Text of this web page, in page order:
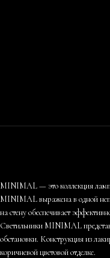
MINIMAL — это коллекция ламп
MINIMAL выражена в одной
на стену обеспечивает
Светильники MINIMAL
обстановки. Конструкция из
коричневой цветовой отделке.